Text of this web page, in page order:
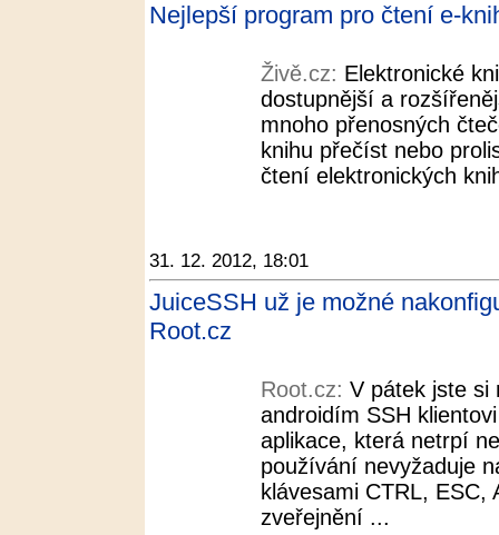
Nejlepší program pro čtení e-
Živě.cz: Elektronické
dostupnější a
mnoho přenosných
knihu přečíst nebo
čtení elektronických
31. 12. 2012, 18:01
JuiceSSH už je možné
Root.cz
Root.cz: V pátek jste si
androidím SSH
aplikace, která netrpí
používání nevyžaduje
klávesami CTRL, ESC,
zveřejnění ...